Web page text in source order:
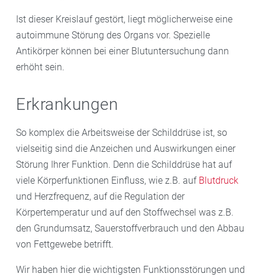
Ist dieser Kreislauf gestört, liegt möglicherweise eine
autoimmune Störung des Organs vor. Spezielle
Antikörper können bei einer Blutuntersuchung dann
erhöht sein.
Erkrankungen
So komplex die Arbeitsweise der Schilddrüse ist, so
vielseitig sind die Anzeichen und Auswirkungen einer
Störung Ihrer Funktion. Denn die Schilddrüse hat auf
viele Körperfunktionen Einfluss, wie z.B. auf Blutdruck
und Herzfrequenz, auf die Regulation der
Körpertemperatur und auf den Stoffwechsel was z.B.
den Grundumsatz, Sauerstoffverbrauch und den Abbau
von Fettgewebe betrifft.
Wir haben hier die wichtigsten Funktionsstörungen und